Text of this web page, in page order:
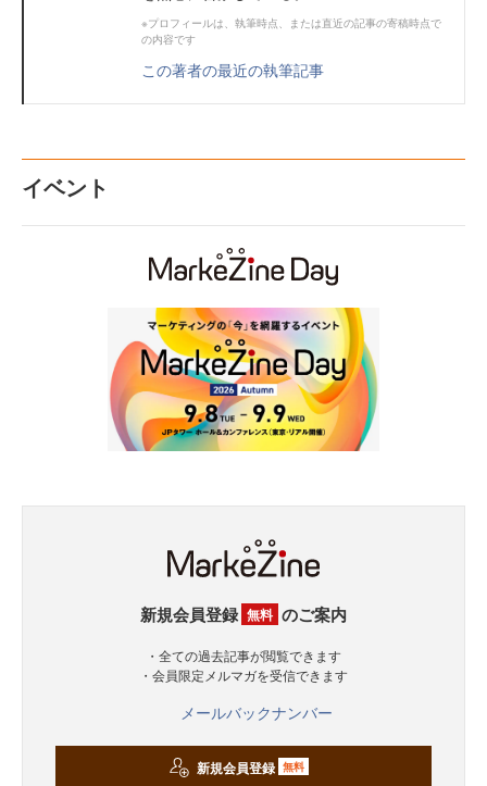
※プロフィールは、執筆時点、または直近の記事の寄稿時点で
の内容です
この著者の最近の執筆記事
イベント
新規会員登録 無料 のご案内
・全ての過去記事が閲覧できます
・会員限定メルマガを受信できます
メールバックナンバー
新規会員登録 無料